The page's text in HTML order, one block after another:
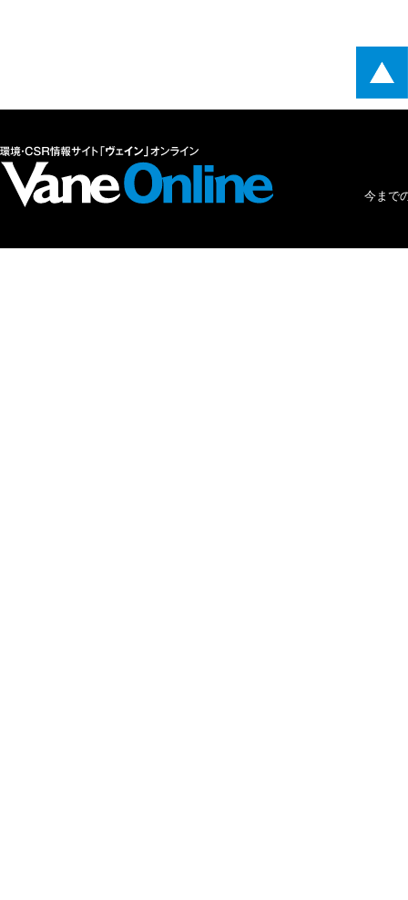
今まで